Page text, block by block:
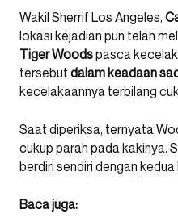
Wakil Sherrif Los Angeles,
lokasi kejadian pun telah
Tiger Woodspasca
tersebut dalam keadaan
kecelakaannya terbilang
Saat diperiksa, ternyata
cukup parah pada kakinya.
berdiri sendiri dengan kedua
Baca juga: